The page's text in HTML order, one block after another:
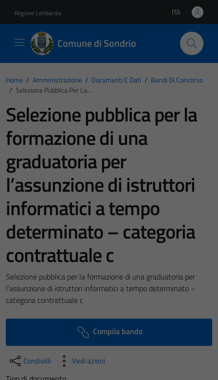
Regione Lombardia Lingua attiva:
ITA
Comune di Sondrio
Home / Amministrazione / Documenti E Dati / Bandi Di Concorso
/ Selezione Pubblica Per La...
Selezione pubblica per la
formazione di una
graduatoria per
l’assunzione di istruttori
informatici a tempo
determinato – categoria
contrattuale c
Selezione pubblica per la formazione di una graduatoria per
l’assunzione di istruttori informatici a tempo determinato –
categoria contrattuale c
Compila bando
Condividi Vedi azioni